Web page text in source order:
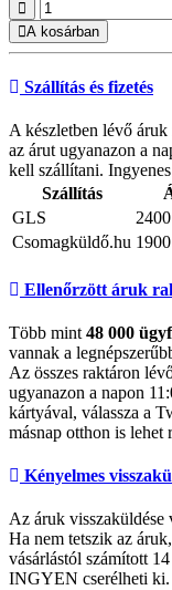
A kosárban
Szállítás és fizetés
A készletben lévő
az árut ugyanazon a
kell szállítani.
Szállítás
GLS
Csomagküldő.hu
Ellenőrzött áruk
Több mint 48 000
vannak a
Az összes raktáron
ugyanazon a napon
kártyával, válassza a
másnap otthon is lehet
Kényelmes
Az áruk visszaküldése
Ha nem tetszik az
vásárlástól számított
INGYEN cserélheti ki.